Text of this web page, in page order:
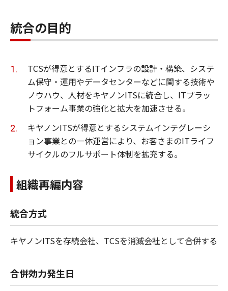
統合の目的
TCSが得意とするITインフラの設計・構築、システ
ム保守・運用やデータセンターなどに関する技術や
ノウハウ、人材をキヤノンITSに統合し、ITプラッ
トフォーム事業の強化と拡大を加速させる。
キヤノンITSが得意とするシステムインテグレーシ
ョン事業との一体運営により、お客さまのITライフ
サイクルのフルサポート体制を拡充する。
組織再編内容
統合方式
キヤノンITSを存続会社、TCSを消滅会社として合併する
合併効力発生日